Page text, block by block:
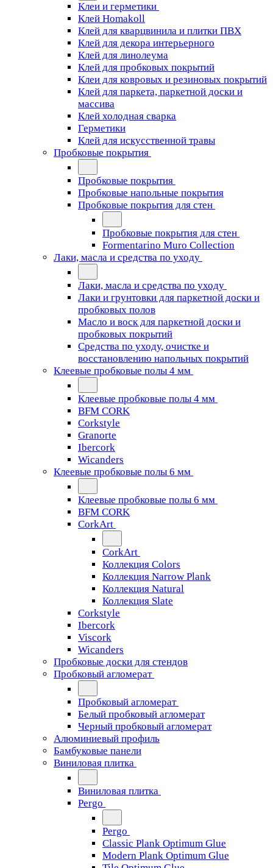
Клеи и герметики
Клей Homakoll
Клей для кварцвинила и плитки ПВХ
Клей для декора интерьерного
Клей для линолеума
Клей для пробковых покрытий
Клеи для ковровых и резиновых покрытий
Клей для паркета, паркетной доски и
массива
Клей холодная сварка
Герметики
Клей для искусственной травы
Пробковые покрытия
Пробковые покрытия
Пробковые напольные покрытия
Пробковые покрытия для стен
Пробковые покрытия для стен
Formentarino Muro Collection
Лаки, масла и средства по уходу
Лаки, масла и средства по уходу
Лаки и грунтовки для паркетной доски и
пробковых полов
Масло и воск для паркетной доски и
пробковых покрытий
Средства по уходу, очистке и
восстановлению напольных покрытий
Клеевые пробковые полы 4 мм
Клеевые пробковые полы 4 мм
BFM CORK
Corkstyle
Granorte
Ibercork
Wicanders
Клеевые пробковые полы 6 мм
Клеевые пробковые полы 6 мм
BFM CORK
CorkArt
CorkArt
Коллекция Colors
Коллекция Narrow Plank
Коллекция Natural
Коллекция Slate
Corkstyle
Ibercork
Viscork
Wicanders
Пробковые доски для стендов
Пробковый агломерат
Пробковый агломерат
Белый пробковый агломерат
Черный пробковый агломерат
Алюминиевый профиль
Бамбуковые панели
Виниловая плитка
Виниловая плитка
Pergo
Pergo
Classic Plank Optimum Glue
Modern Plank Optimum Glue